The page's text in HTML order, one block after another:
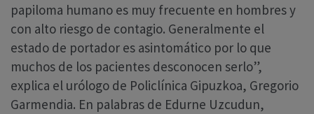
papiloma humano es muy frecuente en hombres y
con alto riesgo de contagio. Generalmente el
estado de portador es asintomático por lo que
muchos de los pacientes desconocen serlo”,
explica el urólogo de Policlínica Gipuzkoa, Gregorio
Garmendia. En palabras de Edurne Uzcudun,